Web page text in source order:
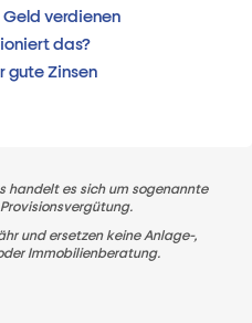
verdienen
das?
gute Zinsen
handelt es sich um sogenannte
und ersetzen keine Anlage-,
Immobilienberatung.